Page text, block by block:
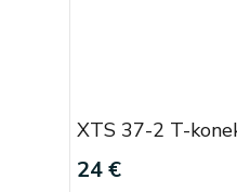
XTS 37-2 T-
24 €